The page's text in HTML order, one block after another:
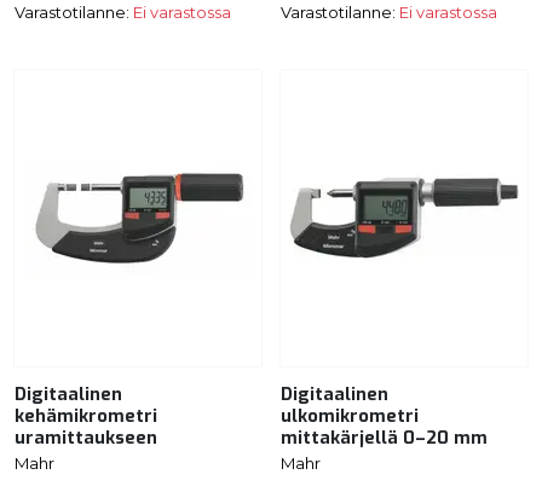
Varastotilanne: Ei varastossa
Varastotilanne: Ei varastossa
Digitaalinen
kehämikrometri
uramittaukseen
Mahr
Digitaalinen
ulkomikrometri
mittakärjellä 0–20 mm
Mahr